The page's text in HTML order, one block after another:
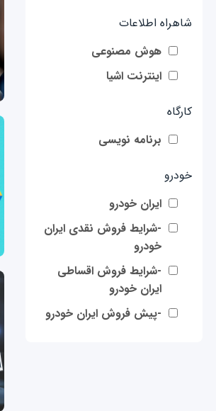
شاهراه اطلاعات
هوش مصنوعی
اینترنت اشیا
کارگاه
برنامه نویسی
خودرو
ایران خودرو
-شرایط فروش نقدی ایران
خودرو
-شرایط فروش اقساطی
ایران خودرو
-پیش فروش ایران خودرو